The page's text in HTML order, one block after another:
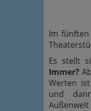
Im fünften
Es stellt
Immer?
Werten
und
Außenwelt